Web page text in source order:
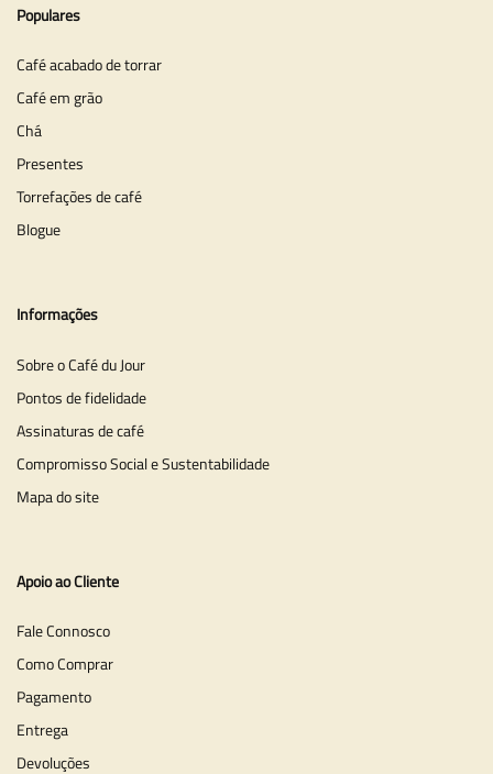
Populares
Café acabado de torrar
Café em grão
Chá
Presentes
Torrefações de café
Blogue
Informações
Sobre o Café du Jour
Pontos de fidelidade
Assinaturas de café
Compromisso Social e Sustentabilidade
Mapa do site
Apoio ao Cliente
Fale Connosco
Como Comprar
Pagamento
Entrega
Devoluções